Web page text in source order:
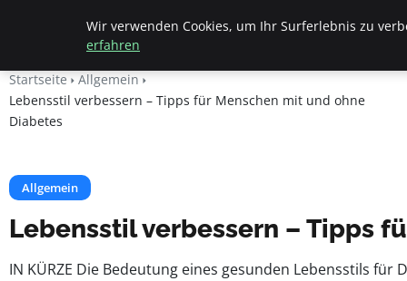
Beyond Surface
Startseite
Allgemein
Lebensstil verbessern – Tipps für Menschen mit und ohne
Diabetes
Allgemein
Lebensstil verbessern – Tipps
IN KÜRZE Die Bedeutung eines gesunden Lebensstils
Wir verwenden Cookies, um Ihr Surferlebnis zu
erfahren